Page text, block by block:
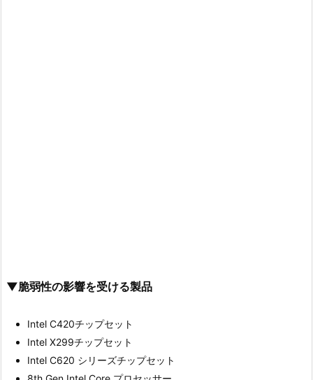
▼脆弱性の影響を受ける製品
Intel C420チップセット
Intel X299チップセット
Intel C620 シリーズチップセット